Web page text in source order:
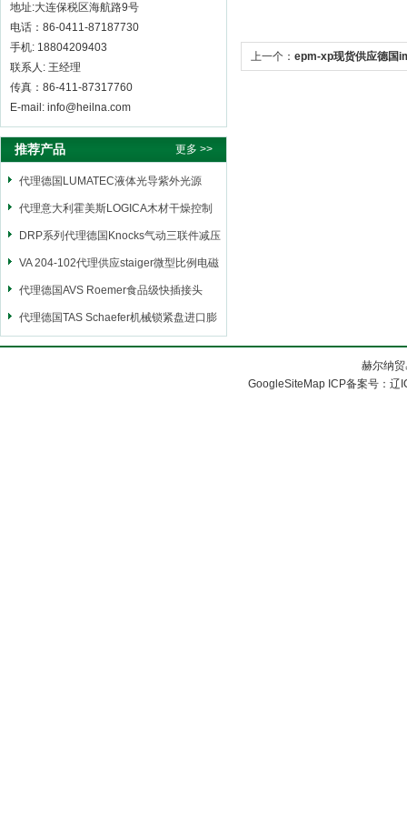
地址:大连保税区海航路9号
电话：86-0411-87187730
手机: 18804209403
联系人: 王经理
传真：86-411-87317760
E-mail: info@heilna.com
推荐产品 更多 >>
代理德国LUMATEC液体光导紫外光源
代理意大利霍美斯LOGICA木材干燥控制
仪
DRP系列代理德国Knocks气动三联件减压
阀
VA 204-102代理供应staiger微型比例电磁
阀
代理德国AVS Roemer食品级快插接头
代理德国TAS Schaefer机械锁紧盘进口膨
胀套
上一个： epm-xp现货供应德国
赫尔纳
GoogleSiteMap ICP备案号：辽